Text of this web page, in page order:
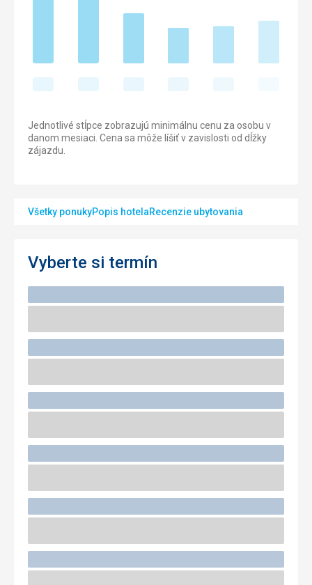
Jednotlivé stĺpce zobrazujú minimálnu cenu za osobu v
danom mesiaci. Cena sa môže líšiť v zavislosti od dĺžky
zájazdu.
Všetky ponukyPopis hotelaRecenzie ubytovania
Vyberte si termín